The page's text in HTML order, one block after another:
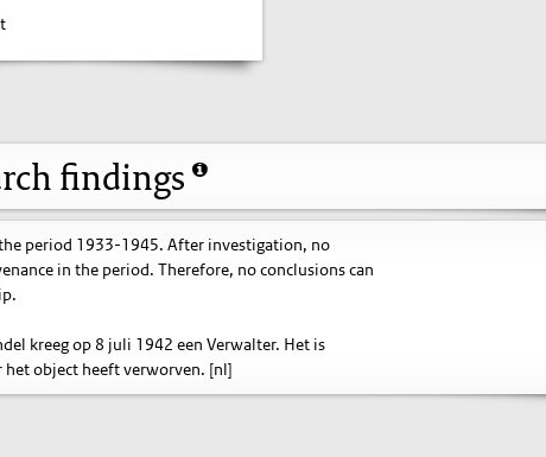
findings
period 1933-1945. After investigation, no
in the period. Therefore, no conclusions can
kreeg op 8 juli 1942 een Verwalter. Het is
het object heeft verworven. [nl]